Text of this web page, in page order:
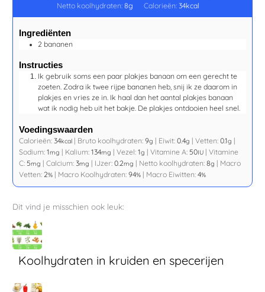
Netto koolhydraten:8g Calorieën: 34kcal
Ingrediënten
2 bananen
Instructies
Ik gebruik soms een paar plakjes banaan om een gerecht te
zoeten. Zodra ik twee rijpe bananen heb, snij ik ze daarom in
plakjes en vries ze in. Ik haal dan het aantal plakjes banaan
wat ik nodig heb uit het bakje. De plakjes ontdooien heel snel.
Voedingswaarden
Calorieën:34kcal | Bruto koolhydraten:9g | Eiwit:0.4g |Vetten:0.1g |
Sodium:1mg | Kalium:134mg |Vezel:1g |Vitamine A: 50IU |Vitamine
C: 5mg |Calcium:3mg | IJzer:0.2mg | Netto koolhydraten:8g | Macro
Vetten: 2% | Macro Koolhydraten:94% | Macro Eiwitten:4%
Dit vind je misschien ook leuk:
Koolhydraten in kruiden en specerijen